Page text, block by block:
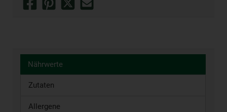
Nährwerte
Zutaten
Allergene